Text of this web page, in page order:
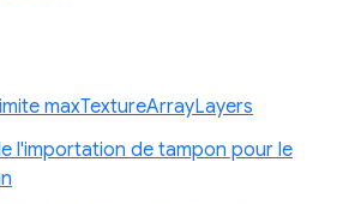
maxTextureArrayLayers
l'importation de tampon pour le